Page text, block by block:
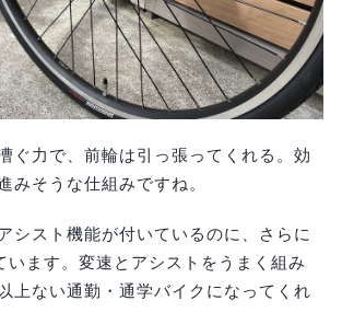
ぐ力で、前輪は引っ張ってくれる。効
みそうな仕組みですね。
シスト機能が付いているのに、さらに
います。変速とアシストをうまく組み
上ない通勤・通学バイクになってくれ